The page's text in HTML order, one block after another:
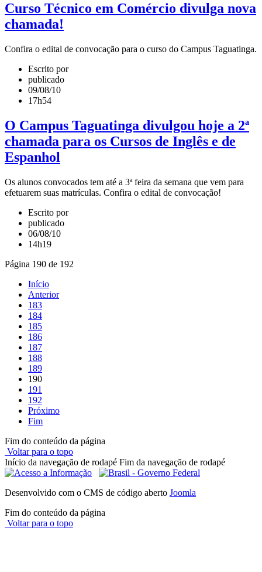
Curso Técnico em Comércio divulga nova
chamada!
Confira o edital de convocação para o curso do Campus Taguatinga.
Escrito por
publicado
09/08/10
17h54
O Campus Taguatinga divulgou hoje a 2ª
chamada para os Cursos de Inglês e de
Espanhol
Os alunos convocados tem até a 3ª feira da semana que vem para
efetuarem suas matrículas. Confira o edital de convocação!
Escrito por
publicado
06/08/10
14h19
Página 190 de 192
Início
Anterior
183
184
185
186
187
188
189
190
191
192
Próximo
Fim
Fim do conteúdo da página
Voltar para o topo
Início da navegação de rodapé Fim da navegação de rodapé
Desenvolvido com o CMS de código aberto Joomla
Fim do conteúdo da página
Voltar para o topo